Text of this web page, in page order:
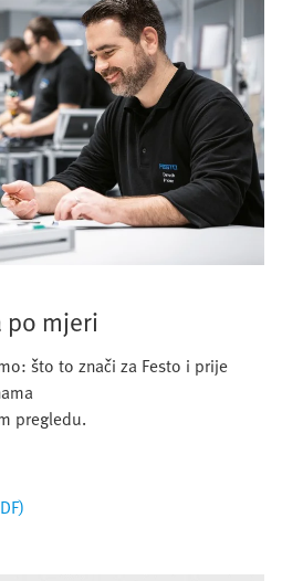
po mjeri
što to znači za Festo i prije
pregledu.